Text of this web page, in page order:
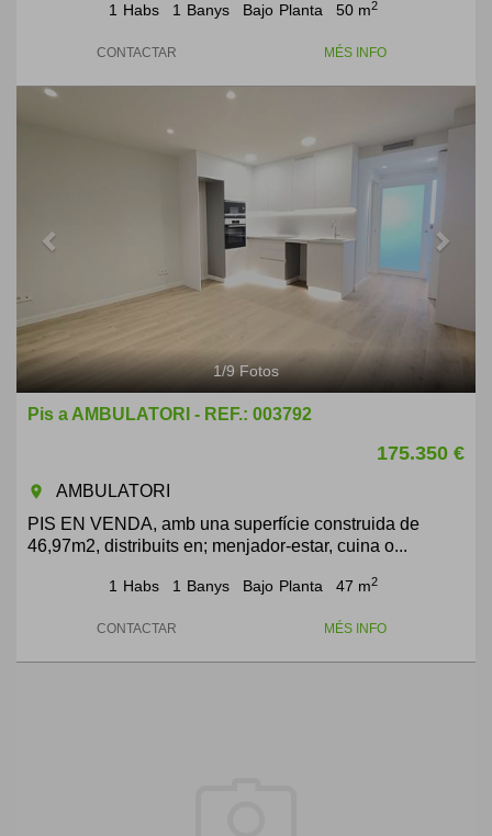
1 Habs 1 Banys Bajo Planta 50 m2
CONTACTAR MÉS INFO
Previous
1/9Fotos
Pis a AMBULATORI - REF.: 003792
175.350 €
room
AMBULATORI
PIS EN VENDA, amb una superfície construida de
46,97m2, distribuits en; menjador-estar, cuina o...
1 Habs 1 Banys Bajo Planta 47 m2
CONTACTAR MÉS INFO